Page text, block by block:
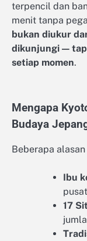
terpencil dan
menit tanpa
bukan diukur
dikunjungi —
setiap momen.
Mengapa
Budaya
Beberapa
Ibu
17